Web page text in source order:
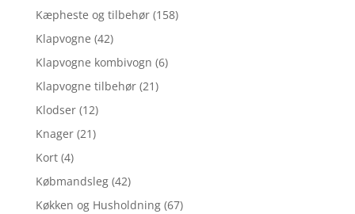
Kæpheste og tilbehør (158)
Klapvogne (42)
Klapvogne kombivogn (6)
Klapvogne tilbehør (21)
Klodser (12)
Knager (21)
Kort (4)
Købmandsleg (42)
Køkken og Husholdning (67)